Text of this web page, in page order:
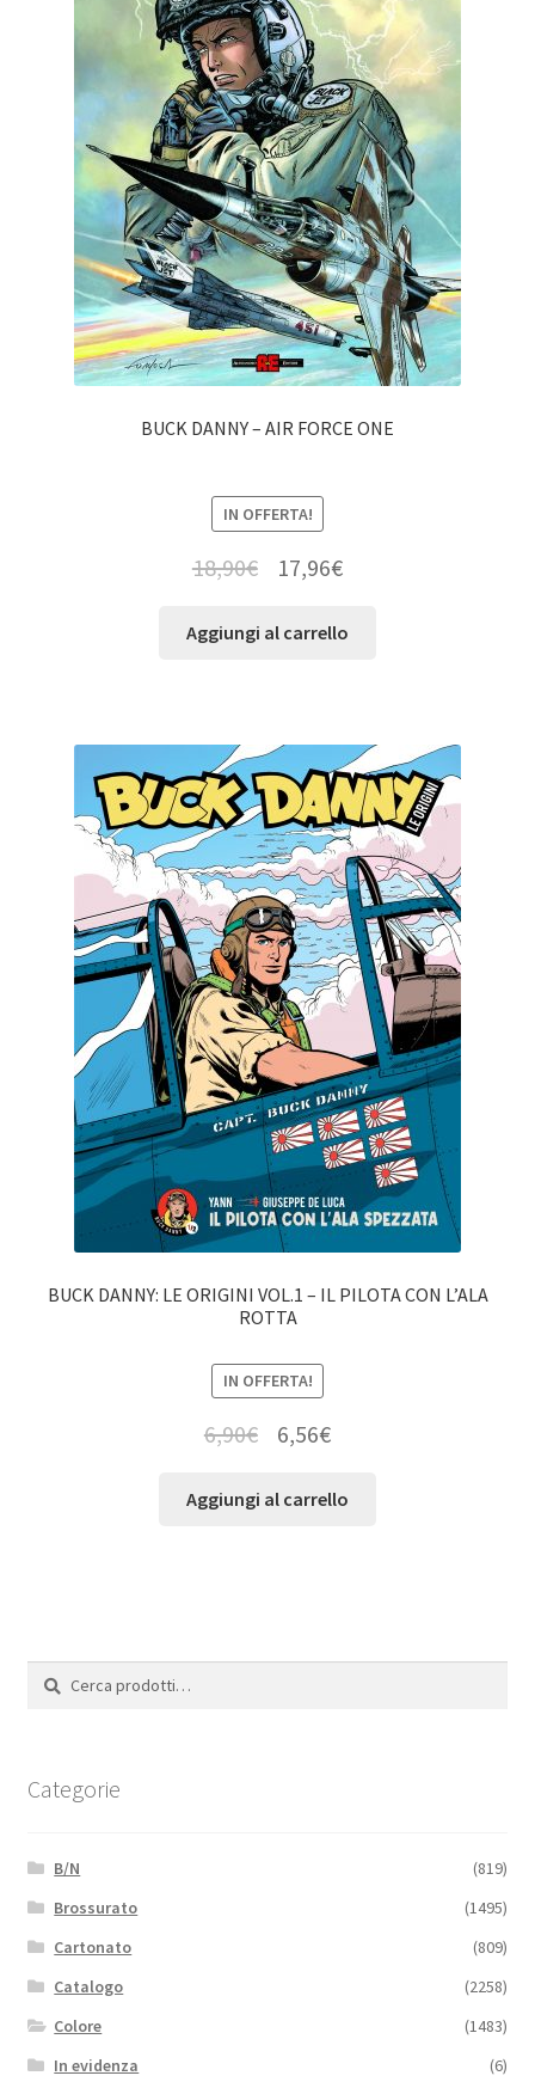
BUCK DANNY – AIR FORCE ONE
IN OFFERTA!
18,90€ 17,96€
Aggiungi al carrello
BUCK DANNY: LE ORIGINI VOL.1 – IL PILOTA CON L’ALA
ROTTA
IN OFFERTA!
6,90€ 6,56€
Aggiungi al carrello
Cerca:
Cerca
Categorie
B/N
(819)
Brossurato
(1495)
Cartonato
(809)
Catalogo
(2258)
Colore
(1483)
In evidenza
(6)